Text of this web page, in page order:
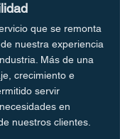
que se remonta
nuestra experiencia
Más de una
crecimiento e
servir
en
nuestros clientes.